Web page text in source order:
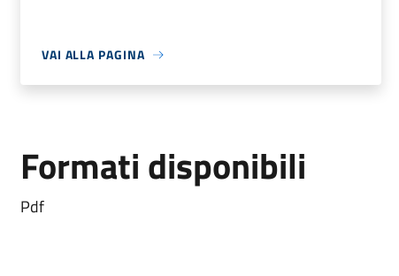
VAI ALLA PAGINA
Formati disponibili
Pdf